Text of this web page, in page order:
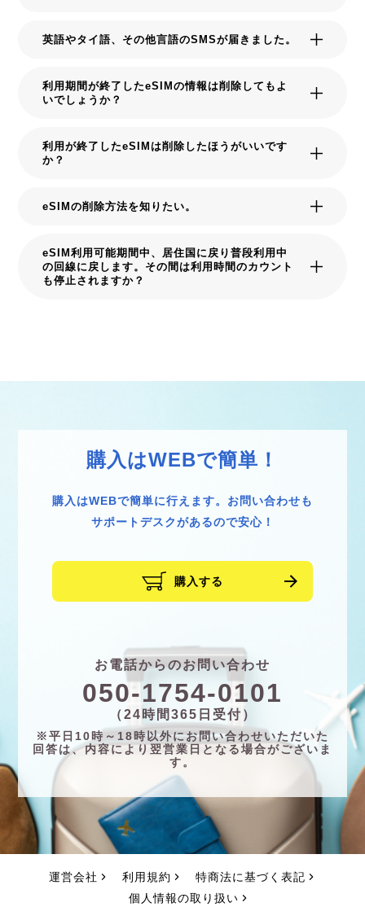
英語やタイ語、その他言語のSMSが届きました。
利用期間が終了したeSIMの情報は削除してもよ
いでしょうか？
利用が終了したeSIMは削除したほうがいいです
か？
eSIMの削除方法を知りたい。
eSIM利用可能期間中、居住国に戻り普段利用中
の回線に戻します。その間は利用時間のカウント
も停止されますか？
購入はWEBで簡単！
購入はWEBで簡単に行えます。お問い合わせも
サポートデスクがあるので安心！
購入する
お電話からのお問い合わせ
050-1754-0101
（24時間365日受付）
※平日10時～18時以外にお問い合わせいただいた
回答は、内容により翌営業日となる場合がございま
す。
運営会社 利用規約
特商法に基づく表記
個人情報の取り扱い